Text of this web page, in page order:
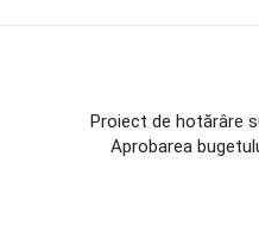
Proiect de hotărâre
Aprobarea